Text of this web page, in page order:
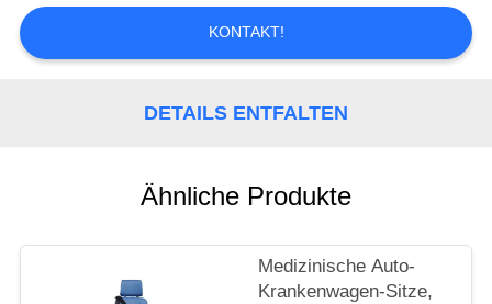
NACHRICHTEN
POLICY
KONTAKT!
DETAILS ENTFALTEN
Ähnliche Produkte
Medizinische Auto-
Krankenwagen-Sitze,